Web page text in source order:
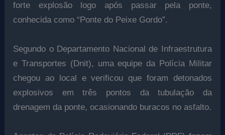
forte explosão logo após passar pela ponte,
conhecida como “Ponte do Peixe Gordo”.
Segundo o Departamento Nacional de Infraestrutura
e Transportes (Dnit), uma equipe da Polícia Militar
chegou ao local e verificou que foram detonados
explosivos em três pontos da tubulação da
drenagem da ponte, ocasionando buracos no asfalto.